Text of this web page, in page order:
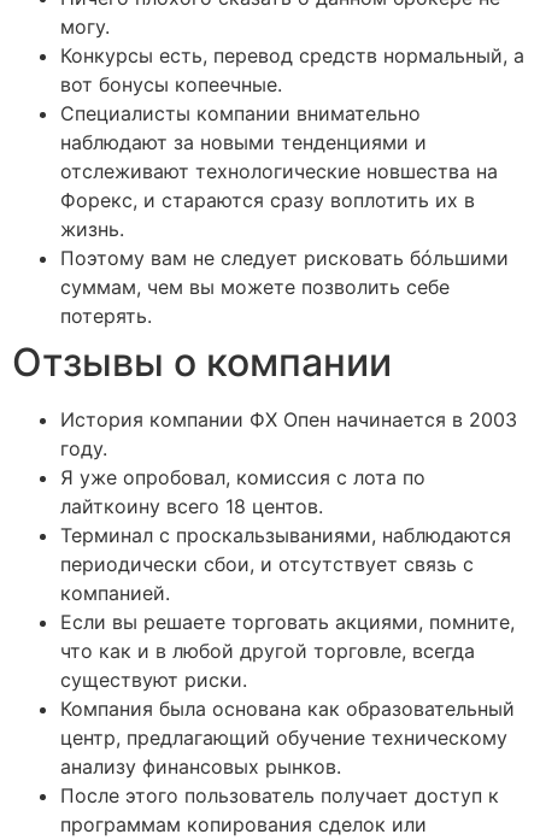
могу.
Конкурсы есть, перевод средств нормальный, а
вот бонусы копеечные.
Специалисты компании внимательно
наблюдают за новыми тенденциями и
отслеживают технологические новшества на
Форекс, и стараются сразу воплотить их в
жизнь.
Поэтому вам не следует рисковать бóльшими
суммам, чем вы можете позволить себе
потерять.
Отзывы о компании
История компании ФХ Опен начинается в 2003
году.
Я уже опробовал, комиссия с лота по
лайткоину всего 18 центов.
Терминал с проскальзываниями, наблюдаются
периодически сбои, и отсутствует связь с
компанией.
Если вы решаете торговать акциями, помните,
что как и в любой другой торговле, всегда
существуют риски.
Компания была основана как образовательный
центр, предлагающий обучение техническому
анализу финансовых рынков.
После этого пользователь получает доступ к
программам копирования сделок или